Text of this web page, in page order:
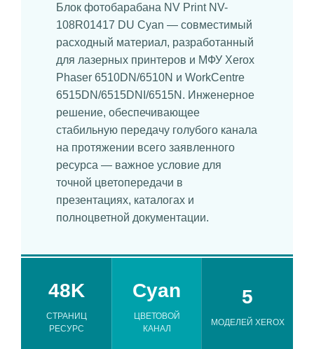
Блок фотобарабана NV Print NV-
108R01417 DU Cyan — совместимый
расходный материал, разработанный
для лазерных принтеров и МФУ Xerox
Phaser 6510DN/6510N и WorkCentre
6515DN/6515DNI/6515N. Инженерное
решение, обеспечивающее
стабильную передачу голубого канала
на протяжении всего заявленного
ресурса — важное условие для
точной цветопередачи в
презентациях, каталогах и
полноцветной документации.
48K
СТРАНИЦ
РЕСУРС
Cyan
ЦВЕТОВОЙ
КАНАЛ
5
МОДЕЛЕЙ XEROX